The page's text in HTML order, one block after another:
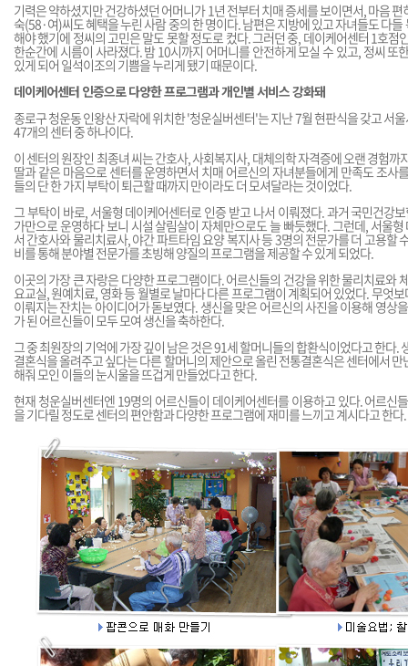
기력은 약하셨지만 건강하셨던 어머니가 1년 전부터 치매 증세를 보이면서, 마음
숙(58·여)씨도 혜택을 누린 사람 중의 한 명이다. 남편은 지방에 있고 자녀들도 다
해야 했기에 정씨의 고민은 말도 못할 정도로 컸다. 그러던 중, 데이케어센터 1호점
한순간에 시름이 사라졌다. 밤 10시까지 어머니를 안전하게 모실 수 있고, 정씨 또
있게 되어 일석이조의 기쁨을 누리게 됐기 때문이다.
데이케어센터 인증으로 다양한 프로그램과 개인별 서비스 강화돼
종로구 청운동 인왕산 자락에 위치한 '청운실버센터'는 지난 7월 현판식을 갖고 서
47개의 센터 중 하나이다.
이 센터의 원장인 최종녀 씨는 간호사, 사회복지사, 대체의학 자격증에 오랜 경험까
딸과 같은 마음으로 센터를 운영하면서 치매 어르신의 자녀분들에게 만족도 조사
들의 단 한 가지 부탁이 퇴근할 때까지 만이라도 더 모셔달라는 것이었다.
그 부탁이 바로, 서울형 데이케어센터로 인증 받고 나서 이뤄졌다. 과거 국민건강
가만으로 운영하다 보니 시설 살림살이 자체만으로도 늘 빠듯했다. 그런데, 서울
서 간호사와 물리치료사, 야간 파트타임 요양 복지사 등 3명의 전문가를 더 고용할
비를 통해 분야별 전문가를 초빙해 양질의 프로그램을 제공할 수 있게 되었다.
이곳의 가장 큰 자랑은 다양한 프로그램이다. 어르신들의 건강을 위한 물리치료와
요교실, 원예치료, 영화 등 월별로 날마다 다른 프로그램이 계획되어 있었다. 무엇
이뤄지는 잔치는 아이디어가 돋보였다. 생신을 맞은 어르신의 사진을 이용해 영상
가 된 어르신들이 모두 모여 생신을 축하한다.
그 중 최원장의 기억에 가장 깊이 남은 것은 91세 할머니들의 합환식이었다고 한다.
결혼식을 올려주고 싶다는 다른 할머니의 제안으로 올린 전통결혼식은 센터에서
해줘 모인 이들의 눈시울을 뜨겁게 만들었다고 한다.
현재 청운실버센터엔 19명의 어르신들이 데이케어센터를 이용하고 있다. 어르신
을 기다릴 정도로 센터의 편안함과 다양한 프로그램에 재미를 느끼고 계시다고 한다.